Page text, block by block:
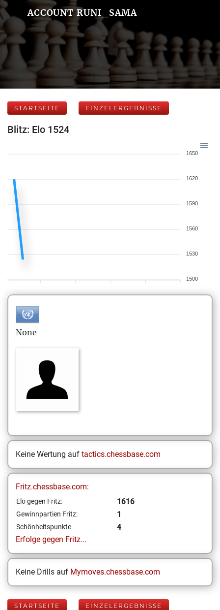
ACCOUNT RUNI_SAMA
STARTSEITE EINZELERGEBNISSE
Blitz: Elo 1524
1650
1620
1590
1560
1530
1500
None
Keine Wertung auf tactics.chessbase.com
Fritz.chessbase.com:
Elo gegen Fritz: 1616
Gewinnpartien Fritz: 1
Schönheitspunkte
4
Erfolge gegen Fritz...
Keine Drills auf Mymoves.chessbase.com
STARTSEITE EINZELERGEBNISSE